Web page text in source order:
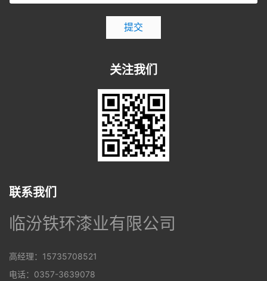
提交
关注我们
联系我们
临汾铁环漆业有限公司
高经理：15735708521
电话：0357-3639078